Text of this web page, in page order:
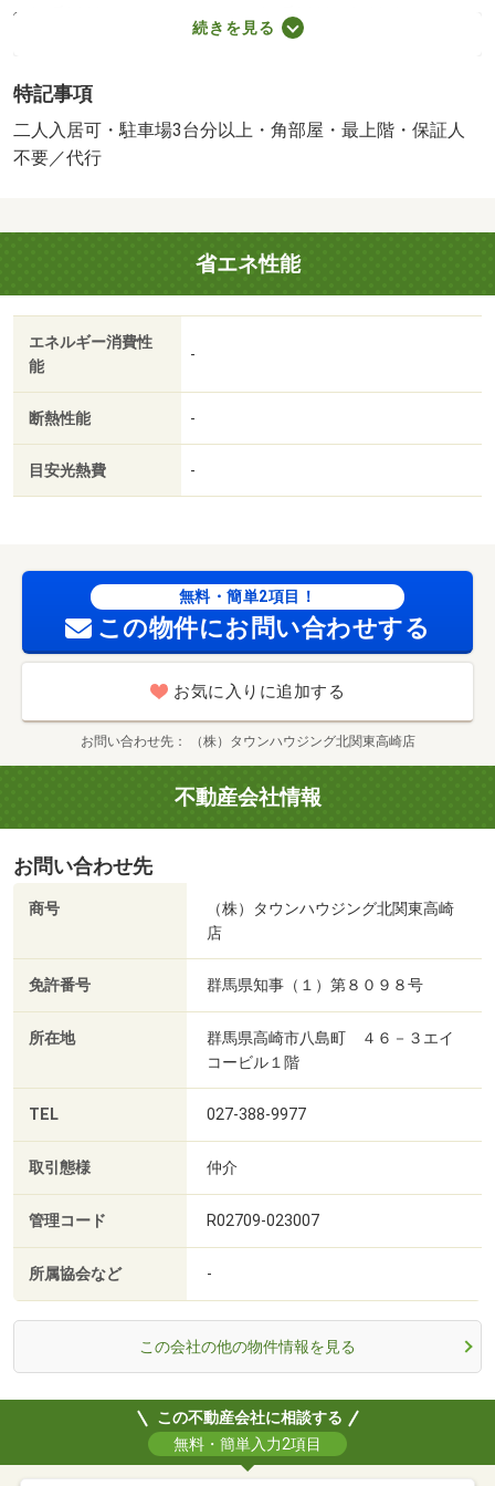
保証委託料：２．２万／月額保証委託料：賃料総額の２．
２％又は５．５％ ※ペット可は２．５万／２．５％／普
審査のご相談にも柔軟なご対応が可能です♪タウングループ
は全店直営なので各地で得た知識や情報がすぐに水平展開
されております！悩む前にタウンハウジング高崎店へお気
／シューズボックス／追焚機能浴室／角住戸／洗面所独立
／駐輪場／宅配ボックス／ＣＡＴＶ／即入居可／礼金不要
／最上階／敷金不要／保証人不要／二人入居相談／保証金
不要／駐車３台可／東南向き／プロパンガス／ＢＳ／敷
金・礼金不要／南高崎駅（上信電鉄 上信線）（その他）
まで２４００ｍ／高崎駅（ＪＲ東日本 高崎線）（その
ー）まで２３４０ｍ／フレッセイ石原店（スーパー）まで
６５０ｍ／ジョイフーズ高崎西店（スーパー）まで７３０
ｍ／セブンイレブン高崎八千代店（コンビニ）まで４６０
続きを見る
特記事項
二人入居可・駐車場3台分以上・角部屋・最上階・保証人
不要／代行
省エネ性能
エネルギー消費性
能
-
断熱性能 -
目安光熱費 -
無料・簡単2項目！
この物件にお問い合わせする
お気に入りに追加する
お問い合わせ先 （株）タウンハウジング北関東高崎店
不動産会社情報
お問い合わせ先
商号
（株）タウンハウジング北関東高崎
店
免許番号 群馬県知事（１）第８０９８号
所在地
群馬県高崎市八島町 ４６－３エイ
コービル１階
TEL 027-388-9977
取引態様 仲介
管理コード R02709-023007
所属協会など -
この会社の他の物件情報を見る
この不動産会社に相談する
無料・簡単入力2項目